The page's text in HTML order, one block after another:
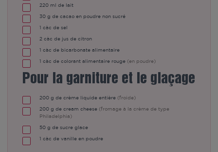
220 ml de lait
30 g de cacao en poudre non sucré
1 càc de sel
2 càc de jus de citron
1 càc de bicarbonate alimentaire
1 càc de colorant alimentaire rouge (en poudre)
Pour la garniture et le glaçage
200 g de crème liquide entière (froide)
200 g de cream cheese (fromage à la crème de type
Philadelphia)
50 g de sucre glace
1 càc de vanille en poudre